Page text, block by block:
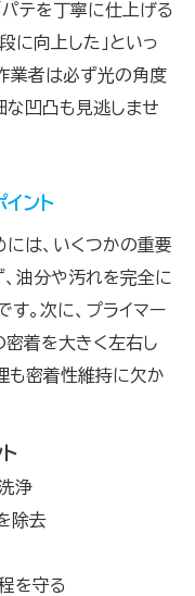
パテを丁寧に仕上げる
に向上した」といっ
業者は必ず光の角度
な凹凸も見逃しませ
ント
は、いくつかの重要
、油分や汚れを完全に
。次に、プライマー
着を大きく左右し
も密着性維持に欠か
浄
除去
を守る